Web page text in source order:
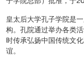
皇太后大学孔子学院是
构。孔院通过举办各类
时传承弘扬中国传统文
谊。